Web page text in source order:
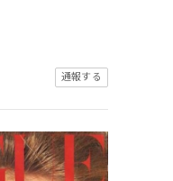
通報する